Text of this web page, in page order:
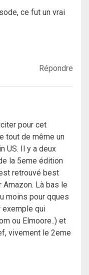
ce fut un vrai
Répondre
pour cet
tout de même un
US. Il y a deux
la 5eme édition
retrouvé best
Là bas le
moins pour qques
exemple qui
ou Elmoore..) et
vivement le 2eme